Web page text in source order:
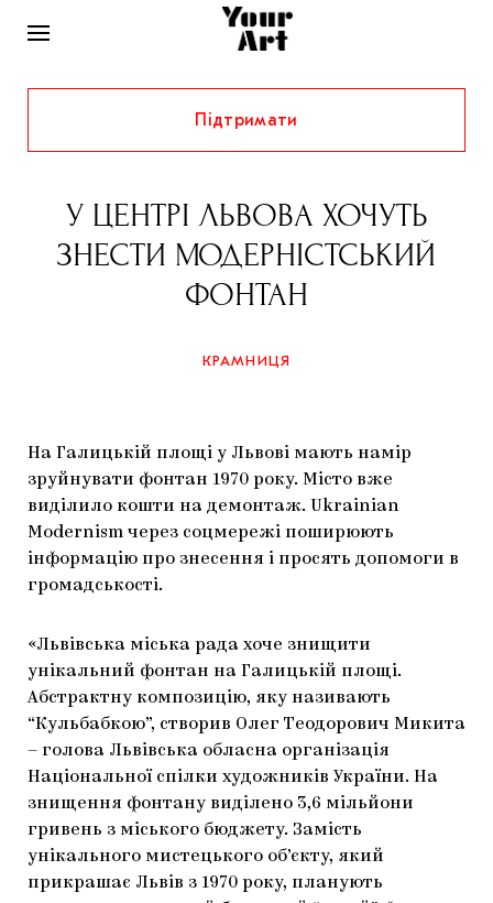
НОВИНИ
ІНТЕРВ’Ю
ХУДОЖНИКИ
КУРАТОРИ
РІДНИЙ КРАЙ
ФЕСТИВАЛІ
КОЛЕКЦІЇ
ГАЛЕРЕЇ
АРТЦЕНТРИ
СТАТТІ
КОНСПЕКТИ
КНИЖКИ І ЖУРНАЛИ
ЗАПАЛЕННЯ
ЯК ПІДТРИМУВАТИ УКРАЇНСЬКЕ МИСТЕЦТВО
МАРІУПОЛЬСЬКІ МАРГІНАЛІЇ
КРАМНИЦЯ
Підтримати
У ЦЕНТРІ ЛЬВОВА ХОЧУТЬ
ЗНЕСТИ МОДЕРНІСТСЬКИЙ
ФОНТАН
КРАМНИЦЯ
На Галицькій площі у Львові мають намір
зруйнувати фонтан 1970 року. Місто вже
виділило кошти на демонтаж. Ukrainian
Modernism через соцмережі поширюють
інформацію про знесення і просять допомоги в
громадськості.
«Львівська міська рада хоче знищити
унікальний фонтан на Галицькій площі.
Абстрактну композицію, яку називають
“Кульбабкою”, створив Олег Теодорович Микита
– голова Львівська обласна організація
Національної спілки художників України. На
знищення фонтану виділено 3,6 мільйони
гривень з міського бюджету. Замість
унікального мистецького об’єкту, який
прикрашає Львів з 1970 року, планують